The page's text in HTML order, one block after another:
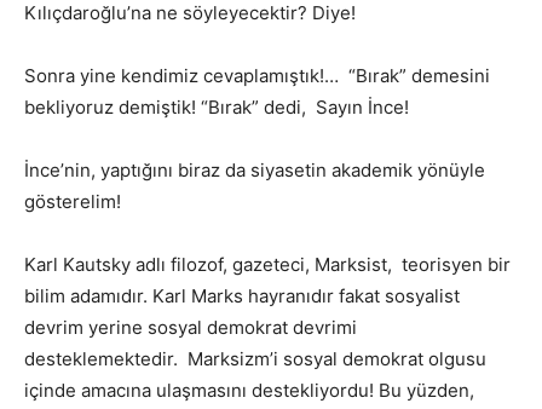
Kılıçdaroğlu’na ne söyleyecektir? Diye!
Sonra yine kendimiz cevaplamıştık!… “Bırak” demesini
bekliyoruz demiştik! “Bırak” dedi, Sayın İnce!
İnce’nin, yaptığını biraz da siyasetin akademik yönüyle
gösterelim!
Karl Kautsky adlı filozof, gazeteci, Marksist, teorisyen bir
bilim adamıdır. Karl Marks hayranıdır fakat sosyalist
devrim yerine sosyal demokrat devrimi
desteklemektedir. Marksizm’i sosyal demokrat olgusu
içinde amacına ulaşmasını destekliyordu! Bu yüzden,